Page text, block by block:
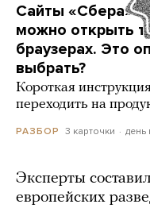
Сайты «Сбера» и
можно открыть
браузерах. Это
выбрать?
Короткая
переходить на
РАЗБОР 3 карточки день
Эксперты
европейских